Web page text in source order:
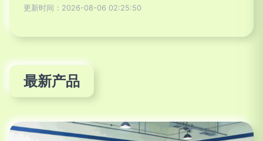
更新时间：2026-08-06 02:25:50
最新产品